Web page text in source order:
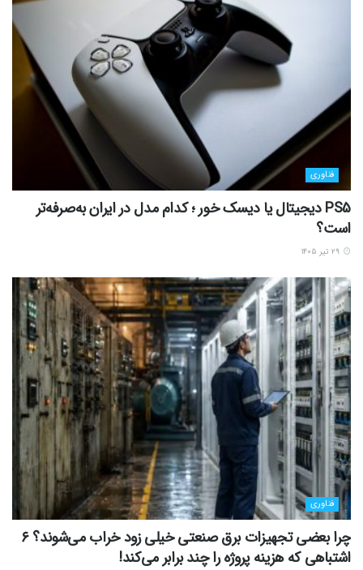
فناوری
PS5 دیجیتال یا دیسک خور ؛ کدام مدل در ایران به‌صرفه‌تر
است؟
فناوری
چرا بعضی تجهیزات برق صنعتی خیلی زود خراب می‌شوند؟ ۶
اشتباهی که هزینه پروژه را چند برابر می‌کند!